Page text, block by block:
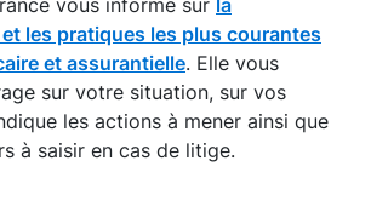
vous informe sur la
les pratiques les plus courantes
et assurantielle. Elle vous
sur votre situation, sur vos
les actions à mener ainsi que
à saisir en cas de litige.